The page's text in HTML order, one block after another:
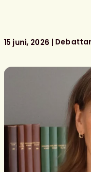
bemannade
15 juni, 2026